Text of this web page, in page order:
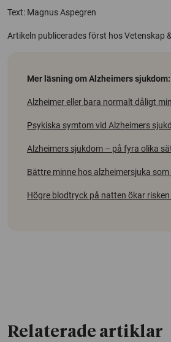
Text: Magnus Aspegren
Artikeln publicerades först hos Vetenskap
Mer läsning om Alzheimers sjukdom:
Alzheimer eller bara normalt dåligt
Psykiska symtom vid Alzheimers
Alzheimers sjukdom – på fyra olika
Bättre minne hos alzheimersjuka
Högre blodtryck på natten ökar
Relaterade artiklar